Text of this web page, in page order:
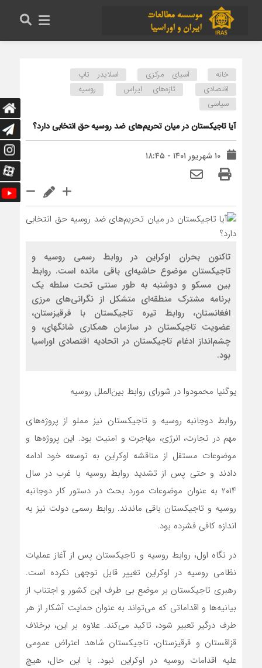
خانه آسیای مرکزی
اسلایدر تاپ
اقتصادی
تازه‌های ایراس
روسیه
سیاسی
آیا تاجیکستان در میان تحریم‌های ضد روسیه حق انتخابی دارد؟
۱۰ شهریور ۱۴۰۱ - ۱۸:۴۵
تاکنون بحران اوکراین در روابط رسمی روسیه و
تاجیکستان موضوع حاشیه‌ای باقی مانده است. روابط
بین مسکو و دوشنبه به طور سنتی تحت سلطه یک
برنامه مشترک منطقه‌ای متشکل از نگرانی‌های مرزی
افغانستان، روابط تیره تاجیکستان با قرقیزستان،
عضویت تاجیکستان در سازمان همکاری شانگهای، و
چشم‌انداز ادغام تاجیکستان در اتحادیه اقتصادی اوراسیا
بود.
یوگنیا محمودوا در شورای روابط بین‌الملل روسیه
روابط دوجانبه روسیه و تاجیکستان نیز مملو از پروژه‌های
مهم در تجارت، انرژی، مهاجرت و امنیت بود. این پروژه‌ها و
موضوعات مستقل از مناقشه اوکراین به توسعه خود ادامه
دادند و حتی پس از تشدید روابط روسیه با غرب در سال
۲۰۱۴ به عنوان موضوعات مورد بحث در دستور کار دوجانبه
روسیه و تاجیکستان باقی ماندند. روابط رسمی دولت نیز به
اندازه کافی فشرده بود.
در نگاه اول، روابط روسیه و تاجیکستان پس از آغاز عملیات
نظامی روسیه در اوکراین تغییر قابل توجهی نکرده است.
رهبری تاجیکستان بر موضع بی طرف این کشور و اجتناب از
بیانیه‌ها و اقداماتی که می‌تواند به عنوان حمایت آشکار از هر
طرف درگیر تعبیر شود، تاکید می‌کند. علاوه بر این، برخلاف
قزاقستان و قرقیزستان، تاجیکستان شاهد اعتراض عمومی
علیه اقدامات روسیه در اوکراین نبود. با این حال، هیچ